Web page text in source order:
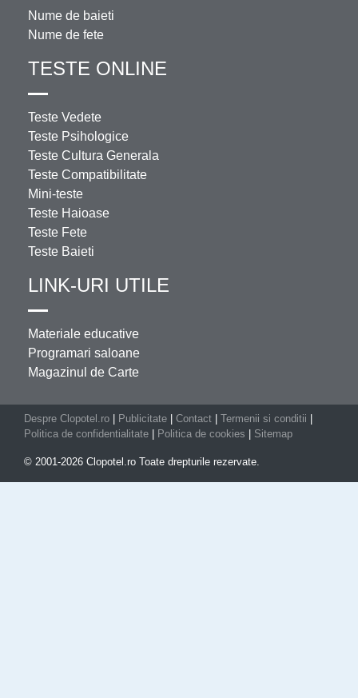
Nume de baieti
Nume de fete
TESTE ONLINE
Teste Vedete
Teste Psihologice
Teste Cultura Generala
Teste Compatibilitate
Mini-teste
Teste Haioase
Teste Fete
Teste Baieti
LINK-URI UTILE
Materiale educative
Programari saloane
Magazinul de Carte
Despre Clopotel.ro Publicitate Contact Termenii si conditii
Politica de confidentialitate
Politica de cookies Sitemap
© 2001-2026 Clopotel.ro Toate drepturile rezervate.